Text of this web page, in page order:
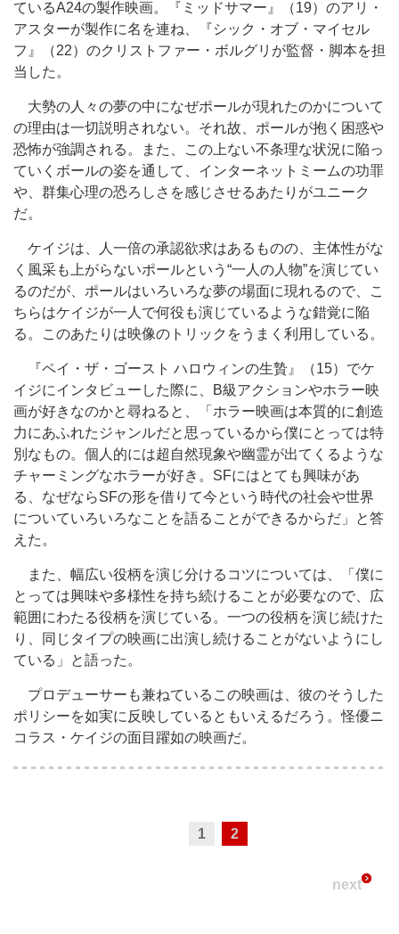
ているA24の製作映画。『ミッドサマー』（19）のアリ・
アスターが製作に名を連ね、『シック・オブ・マイセル
フ』（22）のクリストファー・ボルグリが監督・脚本を担
当した。
大勢の人々の夢の中になぜポールが現れたのかについて
の理由は一切説明されない。それ故、ポールが抱く困惑や
恐怖が強調される。また、この上ない不条理な状況に陥っ
ていくボールの姿を通して、インターネットミームの功罪
や、群集心理の恐ろしさを感じさせるあたりがユニーク
だ。
ケイジは、人一倍の承認欲求はあるものの、主体性がな
く風采も上がらないポールという“一人の人物”を演じてい
るのだが、ポールはいろいろな夢の場面に現れるので、こ
ちらはケイジが一人で何役も演じているような錯覚に陥
る。このあたりは映像のトリックをうまく利用している。
『ペイ・ザ・ゴースト ハロウィンの生贄』（15）でケ
イジにインタビューした際に、B級アクションやホラー映
画が好きなのかと尋ねると、「ホラー映画は本質的に創造
力にあふれたジャンルだと思っているから僕にとっては特
別なもの。個人的には超自然現象や幽霊が出てくるような
チャーミングなホラーが好き。SFにはとても興味があ
る、なぜならSFの形を借りて今という時代の社会や世界
についていろいろなことを語ることができるからだ」と答
えた。
また、幅広い役柄を演じ分けるコツについては、「僕に
とっては興味や多様性を持ち続けることが必要なので、広
範囲にわたる役柄を演じている。一つの役柄を演じ続けた
り、同じタイプの映画に出演し続けることがないようにし
ている」と語った。
プロデューサーも兼ねているこの映画は、彼のそうした
ポリシーを如実に反映しているともいえるだろう。怪優ニ
コラス・ケイジの面目躍如の映画だ。
1 2
next